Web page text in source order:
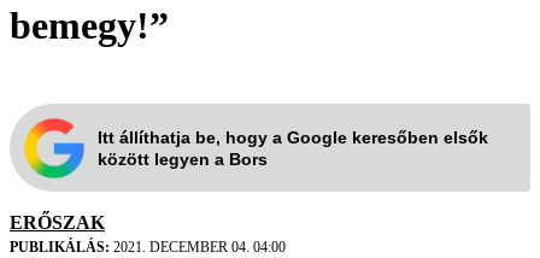
bemegy!”
Itt állíthatja be, hogy a Google keresőben elsők
között legyen a Bors
ERŐSZAK
PUBLIKÁLÁS: 2021. DECEMBER 04. 04:00